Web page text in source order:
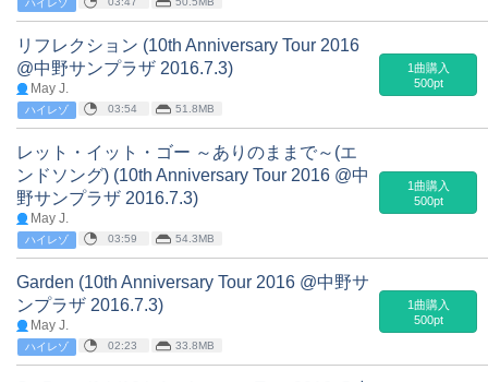
ハイレゾ
リフレクション (10th Anniversary Tour 2016
@中野サンプラザ 2016.7.3)
May J.
ハイレゾ 03:54 51.8MB
1曲購入
500pt
レット・イット・ゴー ～ありのままで～(エ
ンドソング) (10th Anniversary Tour 2016 @中
野サンプラザ 2016.7.3)
May J.
ハイレゾ 03:59 54.3MB
1曲購入
500pt
Garden (10th Anniversary Tour 2016 @中野サ
ンプラザ 2016.7.3)
May J.
ハイレゾ 02:23 33.8MB
1曲購入
500pt